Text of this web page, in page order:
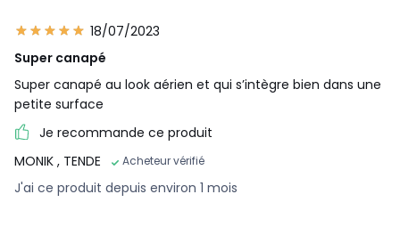
18/07/2023
Super canapé
Super canapé au look aérien et qui s’intègre bien dans une
petite surface
Je recommande ce produit
MONIK , TENDE Acheteur vérifié
J'ai ce produit depuis environ 1 mois